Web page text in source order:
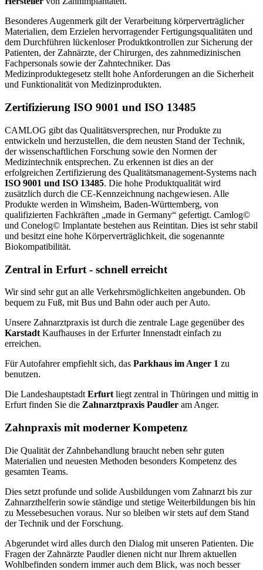
Besonderes Augenmerk gilt der Verarbeitung körperverträglicher
Materialien, dem Erzielen hervorragender Fertigungsqualitäten und
dem Durchführen lückenloser Produktkontrollen zur Sicherung der
Patienten, der Zahnärzte, der Chirurgen, des zahnmedizinischen
Fachpersonals sowie der Zahntechniker. Das
Medizinproduktegesetz stellt hohe Anforderungen an die Sicherheit
und Funktionalität von Medizinprodukten.
Zertifizierung ISO 9001 und ISO 13485
CAMLOG gibt das Qualitätsversprechen, nur Produkte zu
entwickeln und herzustellen, die dem neusten Stand der Technik,
der wissenschaftlichen Forschung sowie den Normen der
Medizintechnik entsprechen. Zu erkennen ist dies an der
erfolgreichen Zertifizierung des Qualitätsmanagement-Systems nach
ISO 9001 und ISO 13485. Die hohe Produktqualität wird
zusätzlich durch die CE-Kennzeichnung nachgewiesen. Alle
Produkte werden in Wimsheim, Baden-Württemberg, von
qualifizierten Fachkräften „made in Germany“ gefertigt. Camlog©
und Conelog© Implantate bestehen aus Reintitan. Dies ist sehr stabil
und besitzt eine hohe Körperverträglichkeit, die sogenannte
Biokompatibilität.
Zentral in Erfurt - schnell erreicht
Wir sind sehr gut an alle Verkehrsmöglichkeiten angebunden. Ob
bequem zu Fuß, mit Bus und Bahn oder auch per Auto.
Unsere Zahnarztpraxis ist durch die zentrale Lage gegenüber des
Karstadt Kaufhauses in der Erfurter Innenstadt einfach zu
erreichen.
Für Autofahrer empfiehlt sich, das Parkhaus im Anger 1 zu
benutzen.
Die Landeshauptstadt Erfurt liegt zentral in Thüringen und mittig in
Erfurt finden Sie die Zahnarztpraxis Paudler am Anger.
Zahnpraxis mit moderner Kompetenz
Die Qualität der Zahnbehandlung braucht neben sehr guten
Materialien und neuesten Methoden besonders Kompetenz des
gesamten Teams.
Dies setzt profunde und solide Ausbildungen vom Zahnarzt bis zur
Zahnarzthelferin sowie ständige und stetige Weiterbildungen bis hin
zu Messebesuchen voraus. Nur so bleiben wir stets auf dem Stand
der Technik und der Forschung.
Abgerundet wird alles durch den Dialog mit unseren Patienten. Die
Fragen der Zahnärzte Paudler dienen nicht nur Ihrem aktuellen
Wohlbefinden sondern immer auch dem Blick, was noch besser